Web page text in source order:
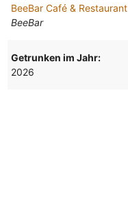
BeeBar Café & Restaurant
BeeBar
Getrunken im Jahr:
2026